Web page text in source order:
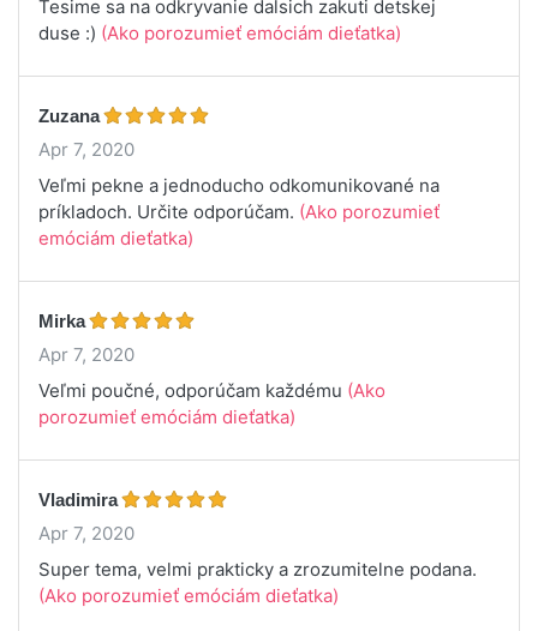
Tesime sa na odkryvanie dalsich zakuti detskej
duse :) (Ako porozumieť emóciám dieťatka)
Zuzana
Apr 7, 2020
Veľmi pekne a jednoducho odkomunikované na
príkladoch. Určite odporúčam. (Ako porozumieť
emóciám dieťatka)
Mirka
Apr 7, 2020
Veľmi poučné, odporúčam každému (Ako
porozumieť emóciám dieťatka)
Vladimira
Apr 7, 2020
Super tema, velmi prakticky a zrozumitelne podana.
(Ako porozumieť emóciám dieťatka)